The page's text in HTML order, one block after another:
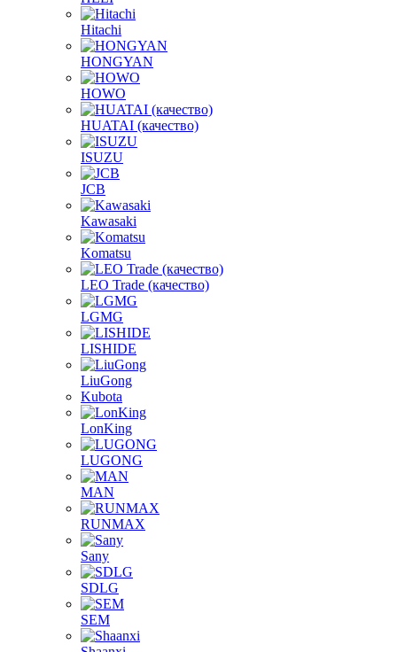
Hitachi
HONGYAN
HOWO
HUATAI (качество)
ISUZU
JCB
Kawasaki
Komatsu
LEO Trade (качество)
LGMG
LISHIDE
LiuGong
Kubota
LonKing
LUGONG
MAN
RUNMAX
Sany
SDLG
SEM